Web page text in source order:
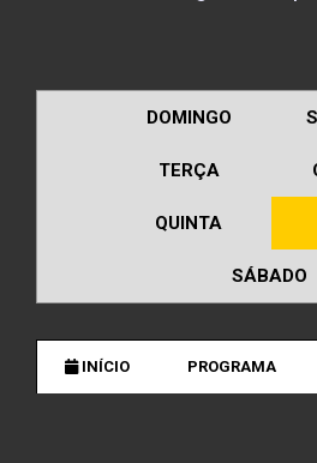
DOMINGO
TERÇA
QUINTA
SÁBADO
INÍCIO PROGRAMA